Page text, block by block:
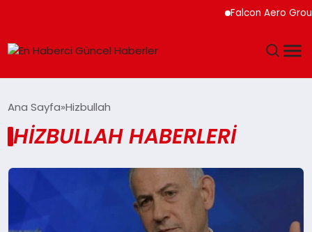
Falcon Aero
SPOR
SAĞLIK
TEKNOLOJI
Ana Sayfa Hizbullah
HIZBULLAH HABERLERI